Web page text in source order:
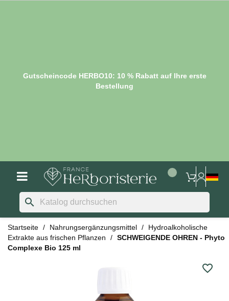
Gutscheincode HERBO10: 10 % Rabatt auf Ihre erste
Bestellung
search
Startseite Nahrungsergänzungsmittel
Hydroalkoholische
Extrakte aus frischen Pflanzen
SCHWEIGENDE OHREN - Phyto
Complexe Bio 125 ml
favorite_border